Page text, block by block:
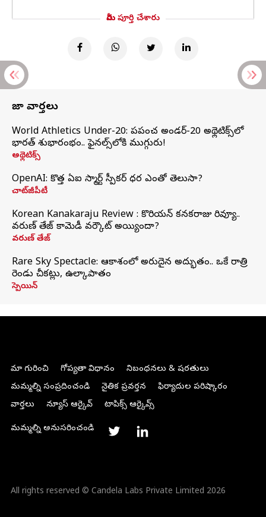
మీరు పూర్తి చేశారు
తాజా వార్తలు
World Athletics Under-20: ప్రపంచ అండర్-20 అథ్లెటిక్స్‌లో
భారత్‌ శుభారంభం.. ఫైనల్స్‌లోకి ముగ్గురు!
అథ్లెటిక్స్
OpenAI: కొత్త ఏఐ స్మార్ట్ స్పీకర్ ధర ఎంతో తెలుసా?
చాట్‌జీపీటీ
Korean Kanakaraju Review : కొరియన్ కనకరాజు రివ్యూ..
వరుణ్ తేజ్ కామెడీ వర్కౌట్ అయ్యిందా?
వరుణ్ తేజ్
Rare Sky Spectacle: ఆకాశంలో అరుదైన అద్భుతం.. ఒకే రాత్రి
రెండు చీకట్లు, ఉల్కాపాతం
స్పెయిన్
మా గురించి గోప్యతా విధానం
నిబంధనలు & షరతులు
మమ్మల్ని సంప్రదించండి
నైతిక ప్రవర్తన
ఫిర్యాదుల పరిష్కారం
వార్తలు
న్యూస్ ఆర్కైవ్ టాపిక్స్ ఆర్కైవ్స్
మమ్మల్ని అనుసరించండి
All rights reserved © Candela Labs Private Limited 2026